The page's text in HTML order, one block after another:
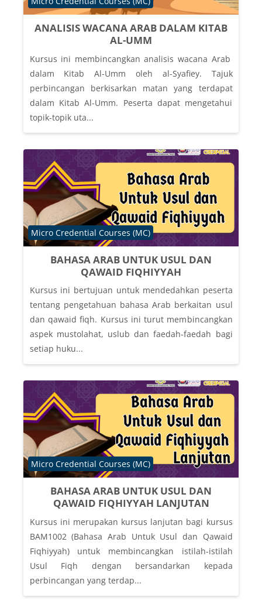
ANALISIS WACANA ARAB DALAM KITAB
AL-UMM
Kursus ini membincangkan analisis wacana Arab
dalam Kitab Al-Umm oleh al-Syafiey. Tajuk
perbincangan berkisarkan matan yang terdapat
dalam Kitab Al-Umm. Peserta dapat mengetahui
topik-topik uta...
BAHASA ARAB UNTUK USUL DAN
QAWAID FIQHIYYAH
Course category
Micro Credential Courses (MC)
Kursus ini bertujuan untuk mendedahkan peserta
tentang pengetahuan bahasa Arab berkaitan usul
dan qawaid fiqh. Kursus ini turut membincangkan
aspek mustolahat, uslub dan faedah-faedah bagi
setiap huku...
BAHASA ARAB UNTUK USUL DAN
QAWAID FIQHIYYAH LANJUTAN
Course category
Micro Credential Courses (MC)
Kursus ini merupakan kursus lanjutan bagi kursus
BAM1002 (Bahasa Arab Untuk Usul dan Qawaid
Fiqhiyyah) untuk membincangkan istilah-istilah
Usul Fiqh dengan bersandarkan kepada
perbincangan yang terdap...